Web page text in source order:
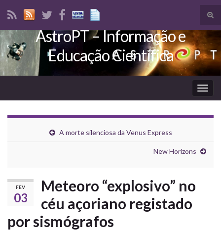
Search for:
AstroPT – Informação e
Educação Científica
A morte silenciosa da Venus Express
New Horizons
FEV
03
Meteoro “explosivo” no
céu açoriano registado
por sismógrafos